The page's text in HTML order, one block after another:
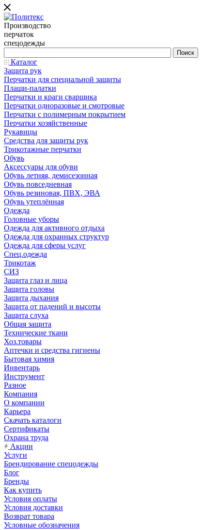
Производство
перчаток
спецодежды
Каталог
Защита рук
Перчатки для специальной защиты
Плащи-палатки
Перчатки и краги сварщика
Перчатки одноразовые и смотровые
Перчатки с полимерным покрытием
Перчатки хозяйственные
Рукавицы
Средства для защиты рук
Трикотажные перчатки
Обувь
Аксессуары для обуви
Обувь летняя, демисезонная
Обувь повседневная
Обувь резиновая, ПВХ, ЭВА
Обувь утеплённая
Одежда
Головные уборы
Одежда для активного отдыха
Одежда для охранных структур
Одежда для сферы услуг
Спец.одежда
Трикотаж
СИЗ
Защита глаз и лица
Защита головы
Защита дыхания
Защита от падений и высоты
Защита слуха
Общая защита
Технические ткани
Хоз.товары
Аптечки и средства гигиены
Бытовая химия
Инвентарь
Инструмент
Разное
Компания
О компании
Карьера
Cкачать каталоги
Сертификаты
Охрана труда
Акции
Услуги
Брендирование спецодежды
Блог
Бренды
Как купить
Условия оплаты
Условия доставки
Возврат товара
Условные обозначения